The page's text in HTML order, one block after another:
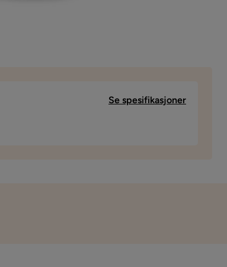
Se spesifikasjoner